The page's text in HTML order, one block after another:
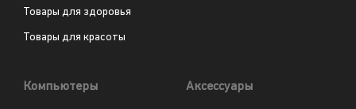
Товары для здоровья
Товары для красоты
Компьютеры Аксессуары